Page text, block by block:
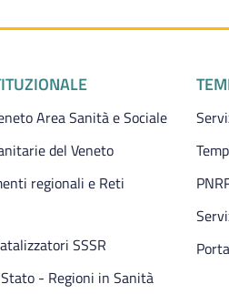
pagina
Area Sanità e Sociale
del Veneto
regionali e Reti
SSSR
- Regioni in Sanità